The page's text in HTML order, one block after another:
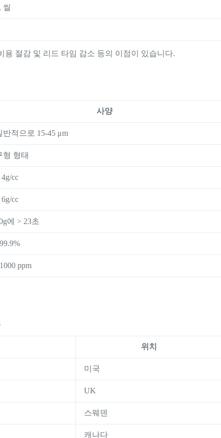
씰
절감 및 리드 타임 감소 등의 이점이 있습니다.
사양
반적으로 15-45 μm
형 형태
4g/cc
6g/cc
에 > 23초
ppm
위치
미국
UK
스웨덴
캐나다